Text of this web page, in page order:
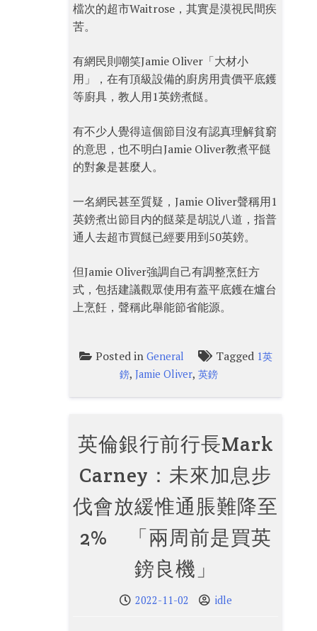
檔次的超市Waitrose，其實是漠視民間疾
苦。
有網民則嘲笑Jamie Oliver「大材小
用」，在有頂級設備的廚房用貴價平底鑊
等廚具，教人用1英鎊煮餸。
有不少人覺得這個節目沒有認真理解貧窮
的意思，也不明白Jamie Oliver教煮平餸
的對象是甚麼人。
一名網民甚至質疑，Jamie Oliver聲稱用1
英鎊煮出節目内的餸菜是胡説八道，指普
通人去超市買餸已經要用到50英鎊。
但Jamie Oliver強調自己有調整烹飪方
式，包括建議觀眾使用有蓋平底鑊在爐台
上烹飪，聲稱此舉能節省能源。
Posted in General Tagged 1英
鎊, Jamie Oliver, 英鎊
英倫銀行前行長Mark
Carney：未來加息步
伐會放緩惟通脹難降至
2% 「兩周前是買英
鎊良機」
2022-11-02 idle